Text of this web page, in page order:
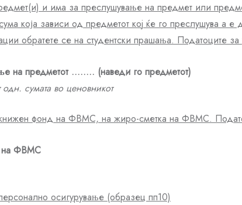
и има за преслушување на предмет или
која зависи од предметот коj ќе гo преслушува а е
обратете се на студентски прашања. Податоците
на предметот …….. (наведи го предметот)
сумата во ценовникот
фонд на ФВМС, на жиро-сметка на ФВМС.
на ФВМС
осигурување (образец пп10)